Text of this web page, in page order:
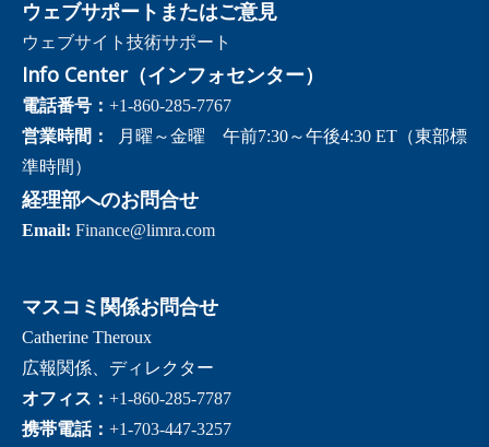
ウェブサポートまたはご意見
ウェブサイト技術サポート
Info Center（インフォセンター）
電話番号： +1-860-285-7767
営業時間：
月曜～金曜 午前7:30～午後4:30 ET（東部標
準時間）
経理部へのお問合せ
Email: Finance@limra.com
マスコミ関係お問合せ
Catherine Theroux
広報関係、ディレクター
オフィス： +1-860-285-7787
携帯電話： +1-703-447-3257